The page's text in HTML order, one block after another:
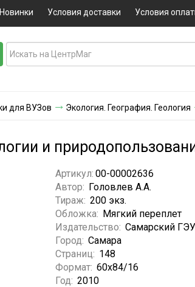
Новинки Условия доставки Условия
для ВУЗов Экология. География. Геология
и
Артикул: 00-00002636
Автор: Головлев А.А.
Тираж: 200 экз.
Обложка: Мягкий переплет
Издательство: Самарский
Город: Самара
Страниц: 148
Формат: 60х84/16
Год: 2010